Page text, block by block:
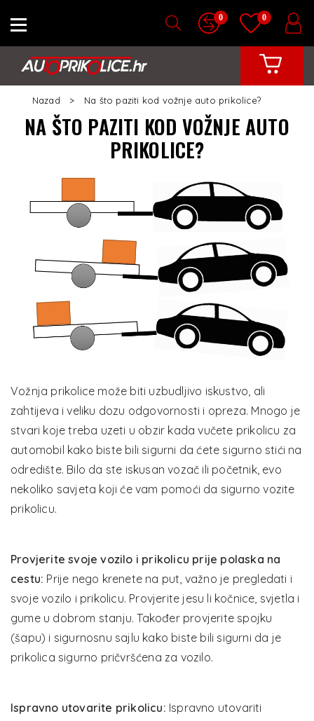
0 0
Nazad Na što paziti kod vožnje auto prikolice?
NA ŠTO PAZITI KOD VOŽNJE AUTO
PRIKOLICE?
Vožnja prikolice može biti uzbudljivo iskustvo, ali
zahtijeva i veliku dozu odgovornosti i opreza. Mnogo je
stvari koje treba uzeti u obzir kada vučete prikolicu za
automobil kako biste bili sigurni da ćete sigurno stići na
odredište. Bilo da ste iskusan vozač ili početnik, evo
nekoliko savjeta koji će vam pomoći da sigurno vozite
prikolicu.
Provjerite svoje vozilo i prikolicu prije polaska na
cestu: Prije nego krenete na put, važno je pregledati i
svoje vozilo i prikolicu. Provjerite jesu li kočnice, svjetla i
gume u dobrom stanju. Također provjerite spojku
(šapu) i sigurnosnu sajlu kako biste bili sigurni da je
prikolica sigurno pričvršćena za vozilo.
Ispravno utovarite prikolicu: Ispravno utovariti